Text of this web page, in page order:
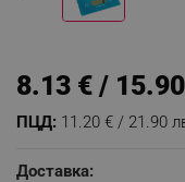
ПЦД: 11.20 € / 21.90
8.13 € /
Доставка: